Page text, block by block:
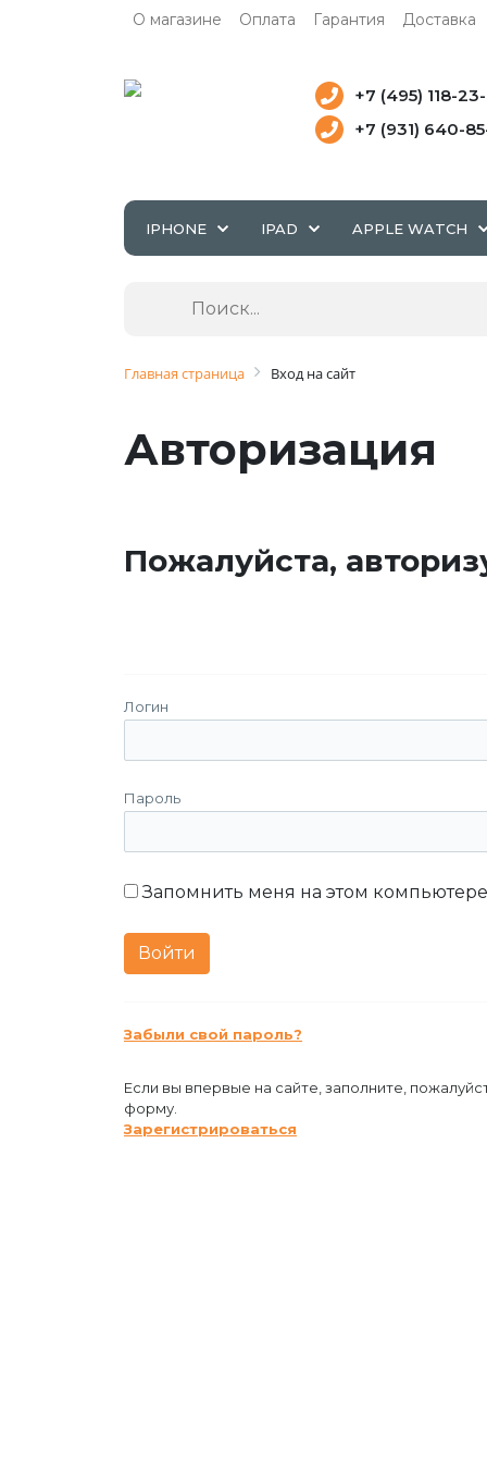
О магазине Оплата Гарантия Доставка
+7 (495) 118-
+7 (931) 640-
IPHONE IPAD APPLE WATCH
Главная страница Вход на сайт
Авторизация
Пожалуйста,
Логин
Пароль
Запомнить меня на этом компьютере
Забыли свой пароль?
Если вы впервые на сайте, заполните,
форму.
Зарегистрироваться